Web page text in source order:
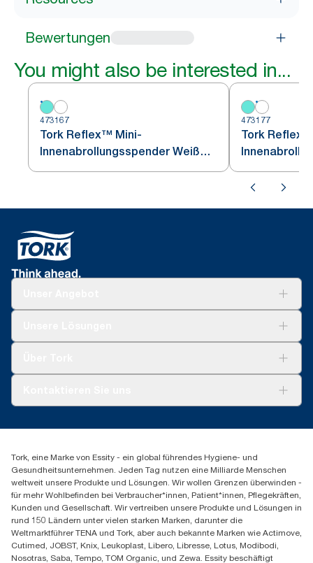
Bewertungen
You might also be interested in...
473167
Tork Reflex™ Mini-
Innenabrollungsspender Weiß
473177
Tork
Produktreklamation
Spenderreklamation
+49 (0)621/778 4700
Essity Professional Hygiene Germany GmbH
Sandhofer Straße 176
68305 Mannheim
Mo-Do 8:00-16:30 Uhr | Fr 8:00-15:00
Tork, eine Marke von Essity - ein global führendes Hygiene- und
Gesundheitsunternehmen. Jeden Tag nutzen eine Milliarde Menschen
weltweit unsere Produkte und Lösungen. Wir wollen Grenzen überwinden -
für mehr Wohlbefinden bei Verbraucher*innen, Patient*innen, Pflegekräften,
Kunden und Gesellschaft. Wir vertreiben unsere Produkte und Lösungen in
rund 150 Ländern unter vielen starken Marken, darunter die
Weltmarktführer TENA und Tork, aber auch bekannte Marken wie Actimove,
Cutimed, JOBST, Knix, Leukoplast, Libero, Libresse, Lotus, Modibodi,
Nosotras, Saba, Tempo, TOM Organic, und Zewa. Essity beschäftigt